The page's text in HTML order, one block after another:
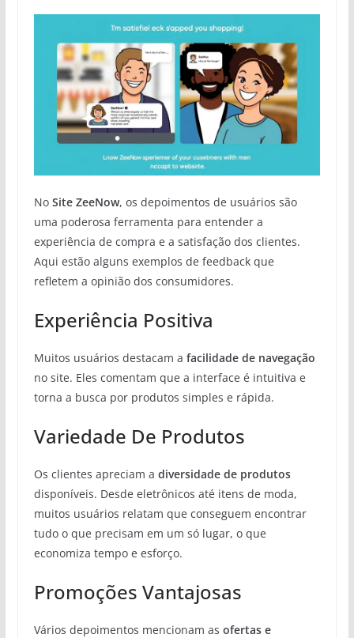
No Site ZeeNow, os depoimentos de usuários são
uma poderosa ferramenta para entender a
experiência de compra e a satisfação dos clientes.
Aqui estão alguns exemplos de feedback que
refletem a opinião dos consumidores.
Experiência Positiva
Muitos usuários destacam a facilidade de navegação
no site. Eles comentam que a interface é intuitiva e
torna a busca por produtos simples e rápida.
Variedade De Produtos
Os clientes apreciam a diversidade de produtos
disponíveis. Desde eletrônicos até itens de moda,
muitos usuários relatam que conseguem encontrar
tudo o que precisam em um só lugar, o que
economiza tempo e esforço.
Promoções Vantajosas
Vários depoimentos mencionam as ofertas e